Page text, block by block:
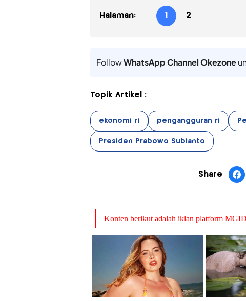
Halaman: 1 2
FollowWhatsApp Channel Okezone
Topik Artikel :
ekonomi ri pengangguran ri
Presiden Prabowo Subianto
Share